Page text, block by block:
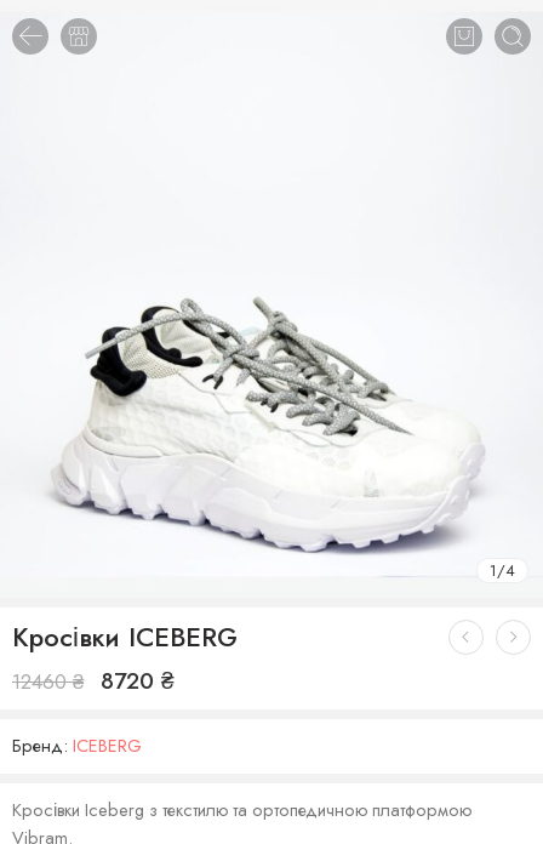
1/4
Кросівки ICEBERG
12460₴ 8720 ₴
Бренд: ICEBERG
Кросівки Iceberg з текстилю та ортопедичною платформою
Vibram.